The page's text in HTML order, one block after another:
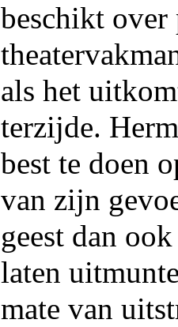
beschikt over
als het
terzijde.
best te doen
van zijn
geest dan
laten
mate van